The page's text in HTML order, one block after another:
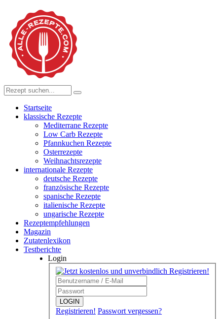
Startseite
klassische Rezepte
Mediterrane Rezepte
Low Carb Rezepte
Pfannkuchen Rezepte
Osterrezepte
Weihnachtsrezepte
internationale Rezepte
deutsche Rezepte
französische Rezepte
spanische Rezepte
italienische Rezepte
ungarische Rezepte
Rezeptempfehlungen
Magazin
Zutatenlexikon
Testberichte
Login
LOGIN
Registrieren! Passwort vergessen?